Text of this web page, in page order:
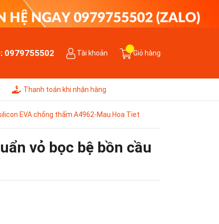
0979755502 Tài khoản Giỏ hàng
Thanh toán khi nhận hàng
EVA chống thấm A4962-Mau Hoa Tiet
vỏ bọc bệ bồn cầu